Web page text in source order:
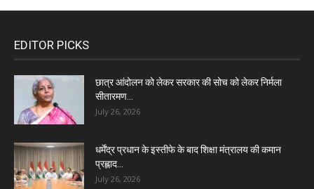
EDITOR PICKS
छात्र आंदोलन को लेकर सरकार की सोच को लेकर निर्मला
सीतारमण...
July 26, 2026
धर्मेंद्र प्रधान के इस्तीफे के बाद शिक्षा मंत्रालय की कमान
प्रह्लाद...
July 26, 2026